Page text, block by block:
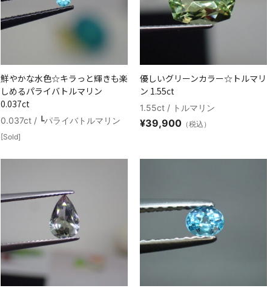
鮮やかな水色☆キラっと輝きも楽
しめるパライバトルマリン
0.037ct
0.037ct / ┗パライバトルマリン
[Sold]
優しいグリーンカラー☆トルマリ
ン 1.55ct
1.55ct / トルマリン
¥39,900 （税込）